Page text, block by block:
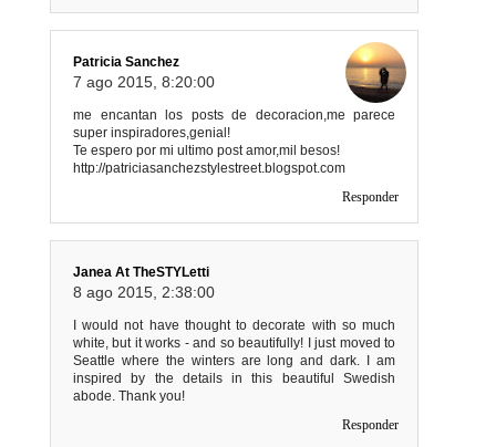
Patricia Sanchez
7 ago 2015, 8:20:00
me encantan los posts de decoracion,me parece
super inspiradores,genial!
Te espero por mi ultimo post amor,mil besos!
http://patriciasanchezstylestreet.blogspot.com
Responder
Janea At TheSTYLetti
8 ago 2015, 2:38:00
I would not have thought to decorate with so much
white, but it works - and so beautifully! I just moved to
Seattle where the winters are long and dark. I am
inspired by the details in this beautiful Swedish
abode. Thank you!
Responder